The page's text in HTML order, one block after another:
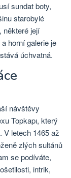
sundat boty,
starobylé
některé její
horní galerie je
úchvatná.
návštěvy
Topkapı, který
letech 1465 až
zlých sultánů
se podíváte,
intrik,